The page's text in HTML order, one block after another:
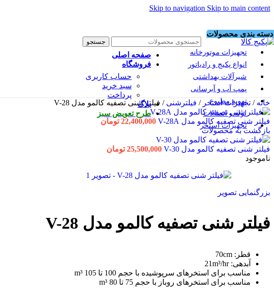
Skip to navigation Skip to main content
جستجو
دسته بندی محصولات
تجهیزات موتورخانه
انواع پکیج و رادیاتور
شیرآلات بهداشتی
پمپ آب و آبرسانی
تهویه مطبوع
لوله و اتصالات
تجهیزات استخر
صفحه اصلی
فروشگاه
حساب کاربری
سبد خرید
پرداخت
بلاگ
طرح تعویض سبز
خانه/ تجهیزات استخر/ فیلترشنی/ فیلتر شنی تصفیه کالمو مدل V-28
فیلتر شنی تصفیه کالمو مدل V-28A 22,400,000 تومان
بازگشت به محصولات
فیلتر شنی تصفیه کالمو مدل V-30 25,500,000 تومان
ناموجود
بزرگنمایی تصویر
فیلتر شنی تصفیه کالمو مدل V-28
قطر: 70cm
آبدهی: 21m³/hr
مناسب برای استخرهای سرپوشیده با حجم 100 تا 105 m³
مناسب برای استخرهای روباز با حجم 75 تا 80 m³